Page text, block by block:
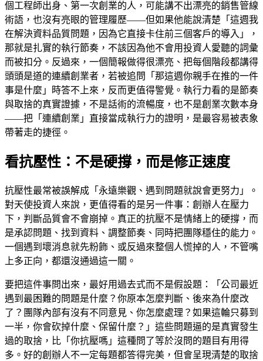
個工程師出身、第一次創業的人，可能講不出漂亮的銷售管線
術語，也沒有亮眼的管理履歷——但如果他能說清楚「這週我
在解決資料品質問題，因為它直接卡住前三個客戶的導入」，
那就是扎實的執行節奏，不該因為他不會用投資人愛聽的詞彙
而被扣分。反過來，一個簡報做得很漂亮、把每個階段都講得
頭頭是道的連續創業者，若被追問「那這週你親手在推的一件
事是什麼」時答不上來，反而更值得警覺。執行力看的是節奏
與取捨的真實證據，不是話術的流暢度，也不是創業次數本身
——把「連續創業」直接當成執行力的證明，是最容易被表象
帶著走的捷徑。
看抗壓性：不是硬撐，而是修正速度
抗壓性最常被誤解成「永遠樂觀、遇到問題就說會更努力」。
對天使投資人來說，更值得看的是另一件事：創辦人在壓力
下，判斷品質會不會崩掉。真正的抗壓不是情緒上的硬撐，而
是承認問題、找到資料、調整節奏、同時把團隊穩住的能力。
一個遇到壞消息就先粉飾、或反過來整個人慌掉的人，不管嘴
上多正向，都還沒通過這一關。
要把這件事問出來，最好用過去式而不是假設題：「公司最近
遇到最困難的問題是什麼？你原本怎麼判斷、後來為什麼改
了？團隊內部有沒有不同意見、你怎麼處理？如果這輪只募到
一半，你會砍掉什麼、保留什麼？」這些問題逼的是真實發生
過的取捨，比「你抗壓嗎」這種問了等於沒問的題目有用得
多。好的創辦人不一定每題都答得完美，但會呈現清楚的取捨